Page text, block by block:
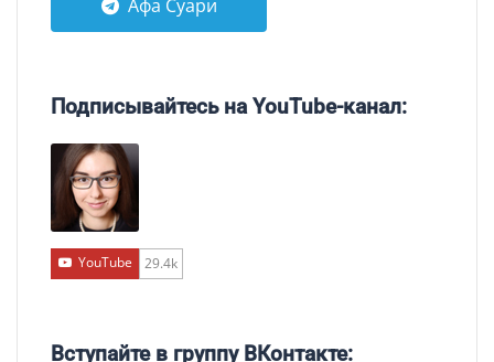
Афа Суари
Подписывайтесь на YouTube-канал:
YouTube 29.4k
Вступайте в группу ВКонтакте: